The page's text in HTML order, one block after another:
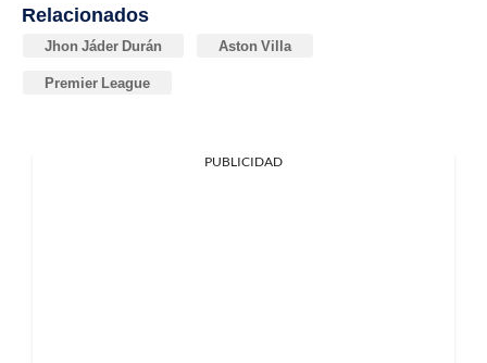
Relacionados
Jhon Jáder Durán Aston Villa
Premier League
PUBLICIDAD